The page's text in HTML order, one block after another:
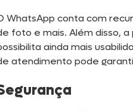
WhatsApp conta com
foto e mais. Além disso,
ainda mais
atendimento pode